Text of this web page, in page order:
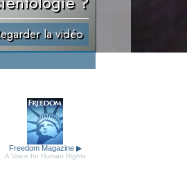
la vidéo
Freedom Magazine ▶
A Voice for Human Rights